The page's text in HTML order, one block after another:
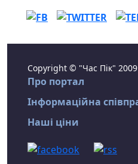
Copyright © "Час Пік"
Про портал
Інформаційна
Наші ціни